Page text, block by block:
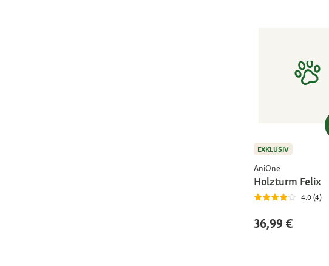
EXKLUSIV
AniOne
Holzturm Felix
4.0 (4)
36,99 €